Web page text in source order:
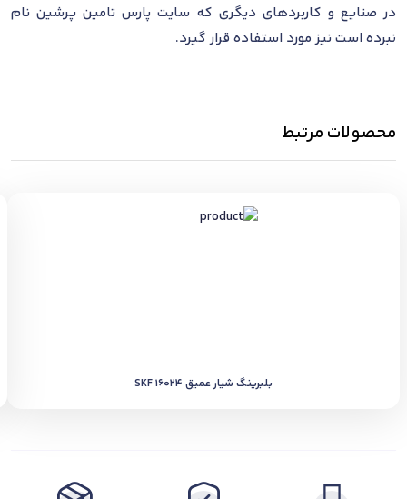
در صنایع و کاربردهای دیگری که سایت پارس تامین پرشین نام
نبرده است نیز مورد استفاده قرار گیرد.
محصولات مرتبط
بلبرینگ شیار عمیق SKF 16024